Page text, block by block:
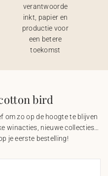
verantwoorde
inkt, papier en
productie voor
een betere
toekomst
bird
om zo op de hoogte te blijven
winacties, nieuwe collecties…
je eerste bestelling!